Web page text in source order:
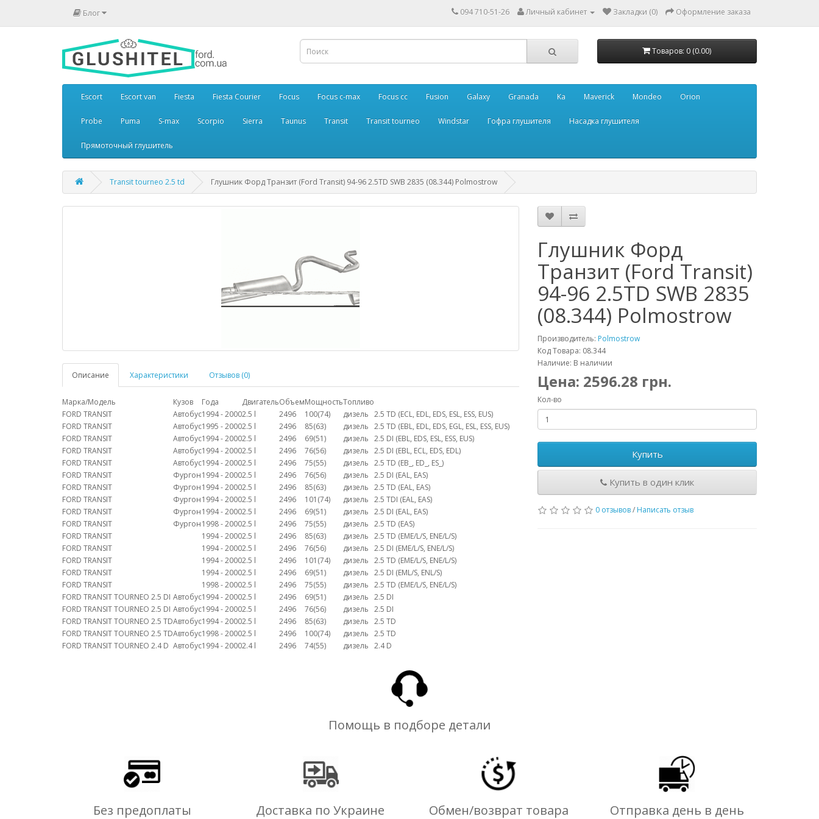
Блог 094 710-51-26 Личный кабинет Закладки (0) Оформление заказа
Товаров: 0 (0.00)
Escort Escort van Fiesta Fiesta Courier Focus Focus c-max Focus cc Fusion Galaxy Granada Ka Maverick Mondeo Orion
Probe Puma S-max Scorpio Sierra Taunus Transit Transit tourneo Windstar Гофра глушителя Насадка глушителя
Прямоточный глушитель
Transit tourneo 2.5 td Глушник Форд Транзит (Ford Transit) 94-96 2.5TD SWB 2835 (08.344) Polmostrow
Описание Характеристики Отзывов (0)
Марка/Модель Кузов Года ДвигательОбъемМощностьТопливо
FORD TRANSIT
Автобус1994 - 20002.5 l 2496 100(74) дизель 2.5 TD (ECL, EDL, EDS, ESL, ESS, EUS)
FORD TRANSIT
Автобус1995 - 20002.5 l 2496 85(63) дизель 2.5 TD (EBL, EDL, EDS, EGL, ESL, ESS, EUS)
FORD TRANSIT
Автобус1994 - 20002.5 l 2496 69(51) дизель 2.5 DI (EBL, EDS, ESL, ESS, EUS)
FORD TRANSIT
Автобус1994 - 20002.5 l 2496 76(56) дизель 2.5 DI (EBL, ECL, EDS, EDL)
FORD TRANSIT
Автобус1994 - 20002.5 l 2496 75(55) дизель 2.5 TD (EB_, ED_, ES_)
FORD TRANSIT
Фургон1994 - 20002.5 l 2496 76(56) дизель 2.5 DI (EAL, EAS)
FORD TRANSIT
Фургон1994 - 20002.5 l 2496 85(63) дизель 2.5 TD (EAL, EAS)
FORD TRANSIT
Фургон1994 - 20002.5 l 2496 101(74) дизель 2.5 TDI (EAL, EAS)
FORD TRANSIT
Фургон1994 - 20002.5 l 2496 69(51) дизель 2.5 DI (EAL, EAS)
FORD TRANSIT
Фургон1998 - 20002.5 l 2496 75(55) дизель 2.5 TD (EAS)
FORD TRANSIT
1994 - 20002.5 l 2496 85(63) дизель 2.5 TD (EME/L/S, ENE/L/S)
FORD TRANSIT
1994 - 20002.5 l 2496 76(56) дизель 2.5 DI (EME/L/S, ENE/L/S)
FORD TRANSIT
1994 - 20002.5 l 2496 101(74) дизель 2.5 TD (EME/L/S, ENE/L/S)
FORD TRANSIT
1994 - 20002.5 l 2496 69(51) дизель 2.5 DI (EML/S, ENL/S)
FORD TRANSIT
1998 - 20002.5 l 2496 75(55) дизель 2.5 TD (EME/L/S, ENE/L/S)
FORD TRANSIT TOURNEO 2.5 DI Автобус1994 - 20002.5 l 2496 69(51) дизель 2.5 DI
FORD TRANSIT TOURNEO 2.5 DI Автобус1994 - 20002.5 l 2496 76(56) дизель 2.5 DI
FORD TRANSIT TOURNEO 2.5 TDАвтобус1994 - 20002.5 l 2496 85(63) дизель 2.5 TD
FORD TRANSIT TOURNEO 2.5 TDАвтобус1998 - 20002.5 l 2496 100(74) дизель 2.5 TD
FORD TRANSIT TOURNEO 2.4 D Автобус1994 - 20002.4 l 2496 74(55) дизель 2.4 D
Глушник Форд
Транзит (Ford Transit)
94-96 2.5TD SWB 2835
(08.344) Polmostrow
Производитель: Polmostrow
Код Товара: 08.344
Наличие: В наличии
Цена: 2596.28 грн.
Кол-во
Купить
Купить в один клик
0 отзывов/ Написать отзыв
Помощь в подборе детали
Без предоплаты Доставка по Украине Обмен/возврат товара Отправка день в день